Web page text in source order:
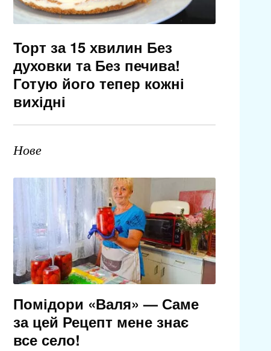
Торт за 15 хвилин Без
духовки та Без печива!
Готую його тепер кожні
вихідні
Нове
Помідори «Валя» — Саме
за цей Рецепт мене знає
все село!